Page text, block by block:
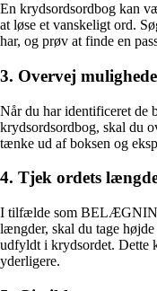
En krydsordsordbog kan
at løse et vanskeligt ord.
har, og prøv at finde en
3. Overvej
Når du har identificeret de
krydsordsordbog, skal du
tænke ud af boksen og
4. Tjek ordets
I tilfælde som
længder, skal du tage
udfyldt i krydsordet. Dette
yderligere.